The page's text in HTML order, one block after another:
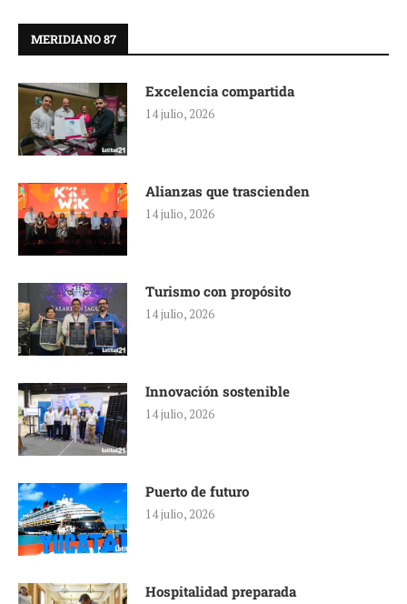
MERIDIANO 87
Excelencia compartida
14 julio, 2026
Alianzas que trascienden
14 julio, 2026
Turismo con propósito
14 julio, 2026
Innovación sostenible
14 julio, 2026
Puerto de futuro
14 julio, 2026
Hospitalidad preparada